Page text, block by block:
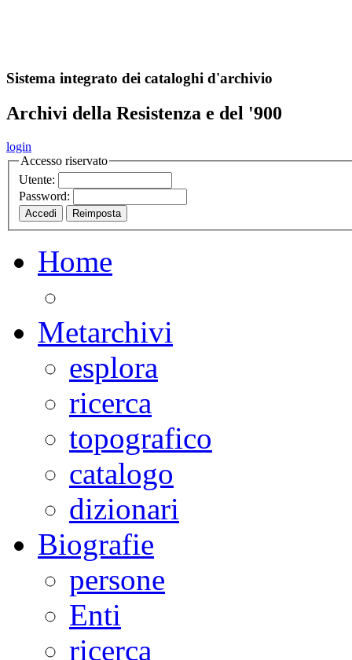
Sistema integrato dei cataloghi d'archivio
Archivi della Resistenza e del '900
login
Accesso riservato
Utente:
Password:
Home
Metarchivi
esplora
ricerca
topografico
catalogo
dizionari
Biografie
persone
Enti
ricerca